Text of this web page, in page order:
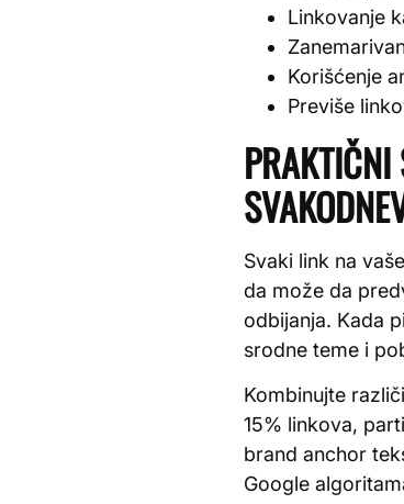
Linkovanje
Korišćenje
Previše
PRAKTIČNI
Svaki link na
da može da
odbijanja. Kada
srodne teme i
Kombinujte
15% linkova,
brand anchor
Google